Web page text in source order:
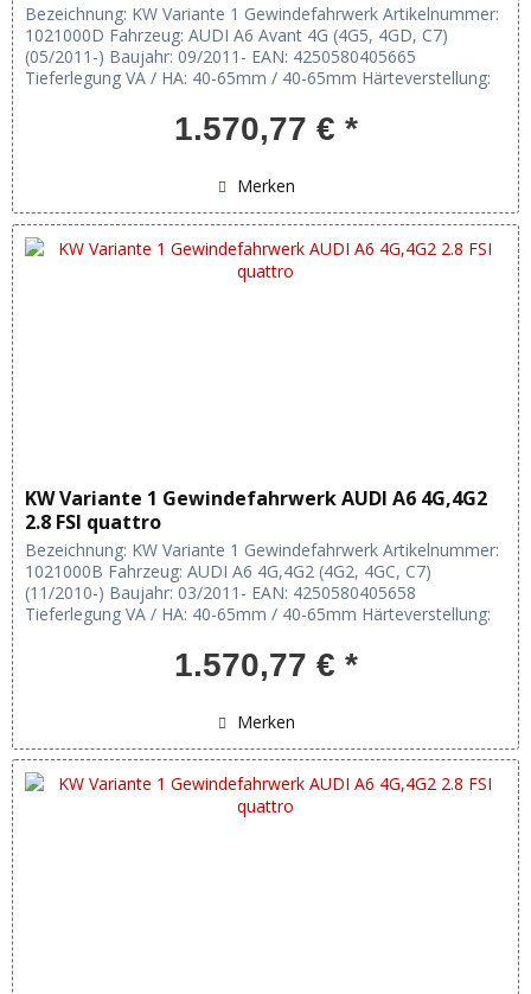
Bezeichnung: KW Variante 1 Gewindefahrwerk Artikelnummer:
1021000D Fahrzeug: AUDI A6 Avant 4G (4G5, 4GD, C7)
(05/2011-) Baujahr: 09/2011- EAN: 4250580405665
Tieferlegung VA / HA: 40-65mm / 40-65mm Härteverstellung:
1.570,77 € *
Merken
KW Variante 1 Gewindefahrwerk AUDI A6 4G,4G2
2.8 FSI quattro
Bezeichnung: KW Variante 1 Gewindefahrwerk Artikelnummer:
1021000B Fahrzeug: AUDI A6 4G,4G2 (4G2, 4GC, C7)
(11/2010-) Baujahr: 03/2011- EAN: 4250580405658
Tieferlegung VA / HA: 40-65mm / 40-65mm Härteverstellung:
1.570,77 € *
Merken